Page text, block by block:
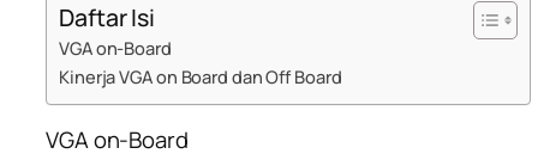
Daftar Isi
VGA on-Board
Kinerja VGA on Board dan Off Board
VGA on-Board